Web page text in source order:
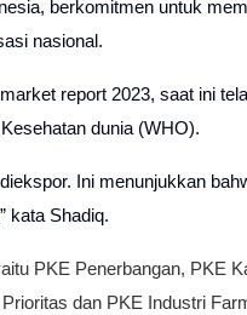
berkomitmen untuk
nasional.
report 2023, saat ini
dunia (WHO).
Ini menunjukkan
kata Shadiq.
PKE Penerbangan, PKE
dan PKE Industri